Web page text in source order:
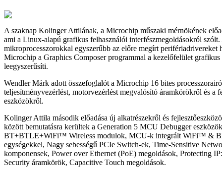
A szaknap Kolinger Attilának, a Microchip műszaki mérnökének
ami a Linux-alapú grafikus felhasználói interfészmegoldásokról
mikroprocesszorokkal egyszerűbb az előre megírt perifériadrivereket
Microchip a Graphics Composer programmal a kezelőfelület grafikus
leegyszerűsíti.
Wendler Márk adott összefoglalót a Microchip 16 bites
teljesítményvezérlést, motorvezérlést megvalósító áramkörökről és a
eszközökről.
Kolinger Attila második előadása új alkatrészekről és
között bemutatásra kerültek a Generation 5 MCU Debugger
BT+BTLE+WiFi™ Wireless modulok, MCU-k integrált WiFi™ &
egységekkel, Nagy sebességű PCIe Switch-ek, Time-Sensitive
komponensek, Power over Ethernet (PoE) megoldások, Protecting
Security áramkörök, Capacitive Touch megoldások.